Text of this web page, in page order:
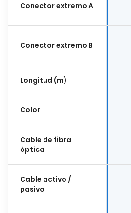
Conector extremo A
Conector extremo B
Longitud (m)
Color
Cable de fibra
óptica
Cable activo /
pasivo